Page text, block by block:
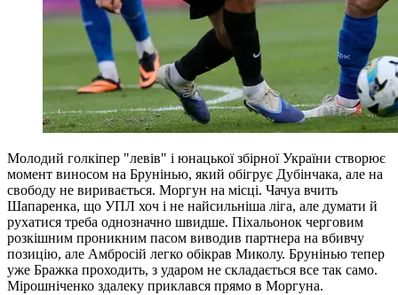
Молодий голкіпер "левів" і юнацької збірної України створює
момент виносом на Брунінью, який обігрує Дубінчака, але на
свободу не виривається. Моргун на місці. Чачуа вчить
Шапаренка, що УПЛ хоч і не найсильніша ліга, але думати й
рухатися треба однозначно швидше. Піхальонок черговим
розкішним проникним пасом виводив партнера на вбивчу
позицію, але Амбросій легко обікрав Миколу. Брунінью тепер
уже Бражка проходить, з ударом не складається все так само.
Мірошніченко здалеку приклався прямо в Моргуна.